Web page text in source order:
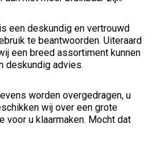
een deskundig en vertrouwd
te beantwoorden. Uiteraard
een breed assortiment kunnen
deskundig advies.
worden overgedragen, u
wij over een grote
voor u klaarmaken. Mocht dat